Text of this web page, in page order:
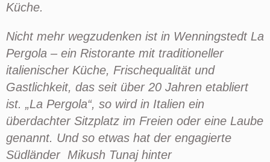
Küche.
Nicht mehr wegzudenken ist in Wenningstedt La
Pergola – ein Ristorante mit traditioneller
italienischer Küche, Frischequalität und
Gastlichkeit, das seit über 20 Jahren etabliert
ist. „La Pergola“, so wird in Italien ein
überdachter Sitzplatz im Freien oder eine Laube
genannt. Und so etwas hat der engagierte
Südländer Mikush Tunaj hinter